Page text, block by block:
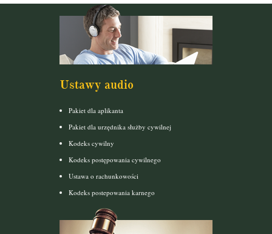
Ustawy audio
Pakiet dla aplikanta
Pakiet dla urzędnika służby cywilnej
Kodeks cywilny
Kodeks postępowania cywilnego
Ustawa o rachunkowości
Kodeks postepowania karnego